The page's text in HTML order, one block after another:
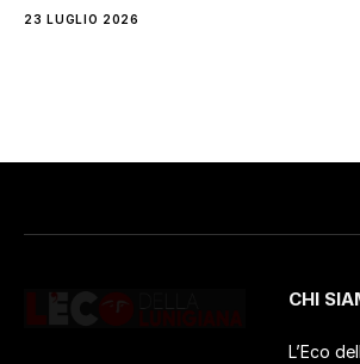
23 LUGLIO 2026
CHI
L’Eco